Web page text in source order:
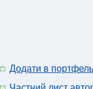
Додати в портфель